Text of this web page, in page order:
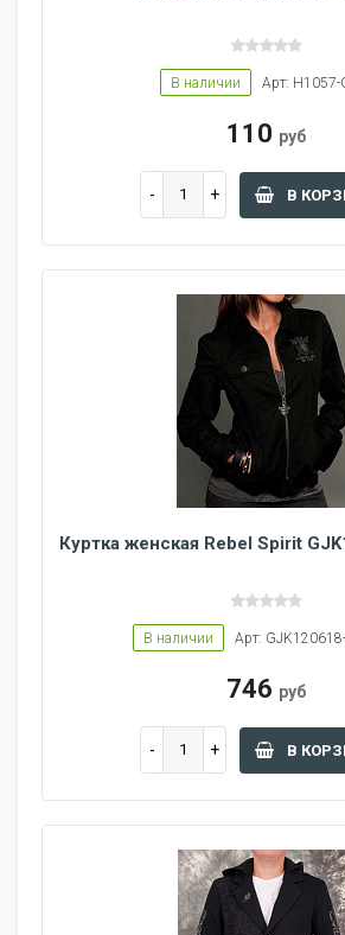
В наличии Арт: H1057-
110 руб
В
Куртка женская Rebel Spirit
В наличии Арт:
746 руб
В